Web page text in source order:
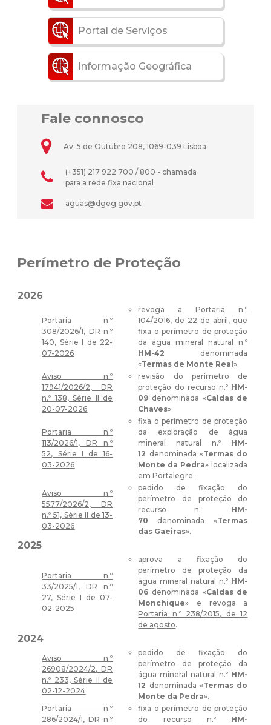
Portal de Serviços
Informação Geográfica
Fale connosco
Av. 5 de Outubro 208, 1069-039 Lisboa
(+351) 217 922 700 / 800 - chamada
para a rede fixa nacional
aguas@dgeg.gov.pt
Perímetro de Proteção
2026
Portaria n.º
308/2026/1, DR n.º
140, Série I de 22-
07-2026
revoga aPortaria n.º
104/2016, de 22 de abril , que
fixa o perímetro de proteção
da água mineral natural n.º
HM-42 denominada
«Termas de Monte Real».
Aviso n.º
17941/2026/2, DR
n.º 138, Série II de
20-07-2026
revisão do perímetro de
proteção do recurso n.º HM-
09 denominada «Caldas de
Chaves».
Portaria n.º
113/2026/1, DR n.º
52, Série I de 16-
03-2026
fixa o perímetro de proteção
da exploração de água
mineral natural n.º HM-
12 denominada «Termas do
Monte da Pedra» localizada
em Portalegre.
Aviso n.º
5577/2026/2, DR
n.º 51, Série II de 13-
03-2026
pedido de fixação do
perímetro de proteção do
recurso n.º HM-
70 denominada «Termas
das Gaeiras».
2025
Portaria n.º
33/2025/1, DR n.º
27, Série I de 07-
02-2025
aprova a fixação do
perímetro de proteção da
água mineral natural n.º HM-
06 denominada «Caldas de
Monchique» e revoga a
Portaria n.º 238/2015, de 12
de agosto.
2024
Aviso n.º
26908/2024/2, DR
n.º 233, Série II de
02-12-2024
pedido de fixação do
perímetro de proteção da
água mineral natural n.º HM-
12 denominada «Termas do
Monte da Pedra».
Portaria n.º
286/2024/1, DR n.º
fixa o perímetro de proteção
do recurso n.º HM-